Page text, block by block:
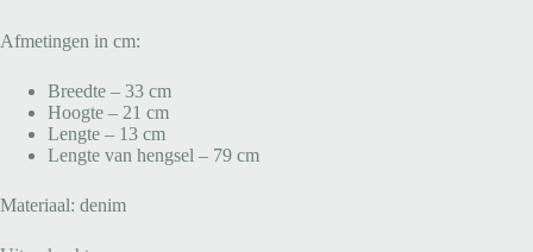
Afmetingen in cm:
Breedte – 33 cm
Hoogte – 21 cm
Lengte – 13 cm
Lengte van hengsel – 79 cm
Materiaal: denim